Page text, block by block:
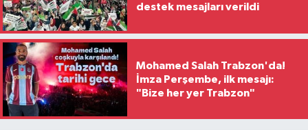
destek mesajları verildi
Mohamed Salah Trabzon'da!
İmza Perşembe, ilk mesajı:
"Bize her yer Trabzon"